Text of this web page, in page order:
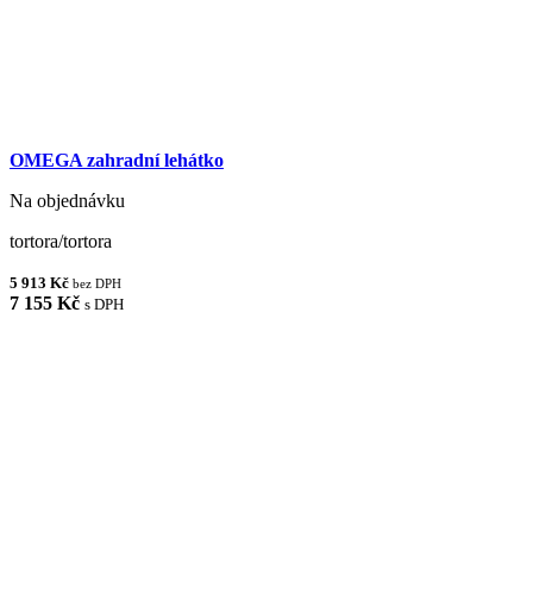
OMEGA zahradní lehátko
Na objednávku
tortora/tortora
5 913 Kč bez DPH
7 155 Kč s DPH